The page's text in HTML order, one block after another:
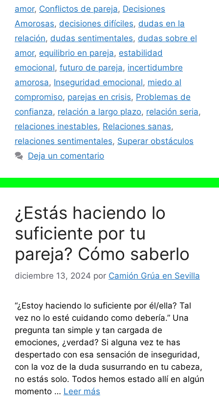
amor, Conflictos de pareja, Decisiones
Amorosas, decisiones difíciles, dudas en la
relación, dudas sentimentales, dudas sobre el
amor, equilibrio en pareja, estabilidad
emocional, futuro de pareja, incertidumbre
amorosa, Inseguridad emocional, miedo al
compromiso, parejas en crisis, Problemas de
confianza, relación a largo plazo, relación seria,
relaciones inestables, Relaciones sanas,
relaciones sentimentales, Superar obstáculos
Deja un comentario
¿Estás haciendo lo
suficiente por tu
pareja? Cómo saberlo
diciembre 13, 2024 por Camión Grúa en Sevilla
“¿Estoy haciendo lo suficiente por él/ella? Tal
vez no lo esté cuidando como debería.” Una
pregunta tan simple y tan cargada de
emociones, ¿verdad? Si alguna vez te has
despertado con esa sensación de inseguridad,
con la voz de la duda susurrando en tu cabeza,
no estás solo. Todos hemos estado allí en algún
momento … Leer más